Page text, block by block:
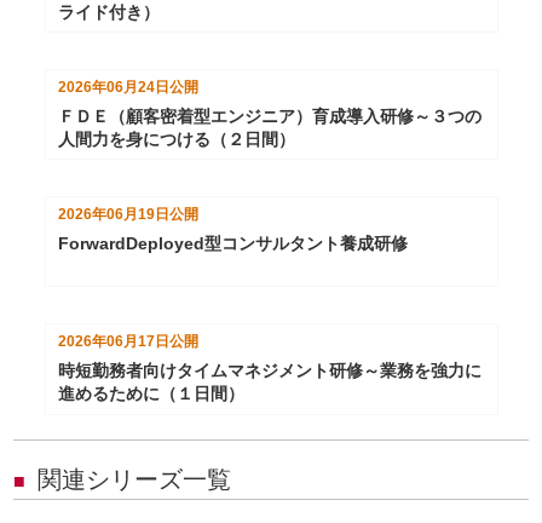
ライド付き）
2026年06月24日 公開
ＦＤＥ（顧客密着型エンジニア）育成導入研修～３つの
人間力を身につける（２日間）
2026年06月19日 公開
ForwardDeployed型コンサルタント養成研修
2026年06月17日 公開
時短勤務者向けタイムマネジメント研修～業務を強力に
進めるために（１日間）
■ 関連シリーズ一覧